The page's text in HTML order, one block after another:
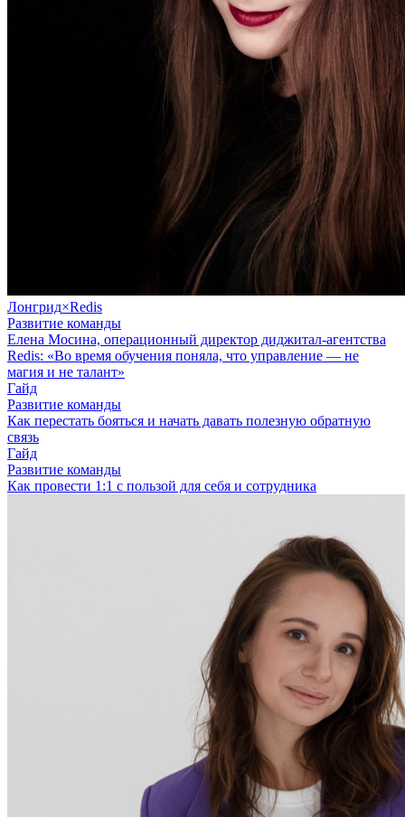
Лонгрид×Redis
Развитие команды
Елена Мосина, операционный директор диджитал-агентства
Redis: «Во время обучения поняла, что управление — не
магия и не талант»
Гайд
Развитие команды
Как перестать бояться и начать давать полезную обратную
связь
Гайд
Развитие команды
Как провести 1:1 с пользой для себя и сотрудника